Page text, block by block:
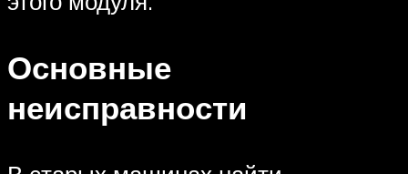
Основные
неисправности